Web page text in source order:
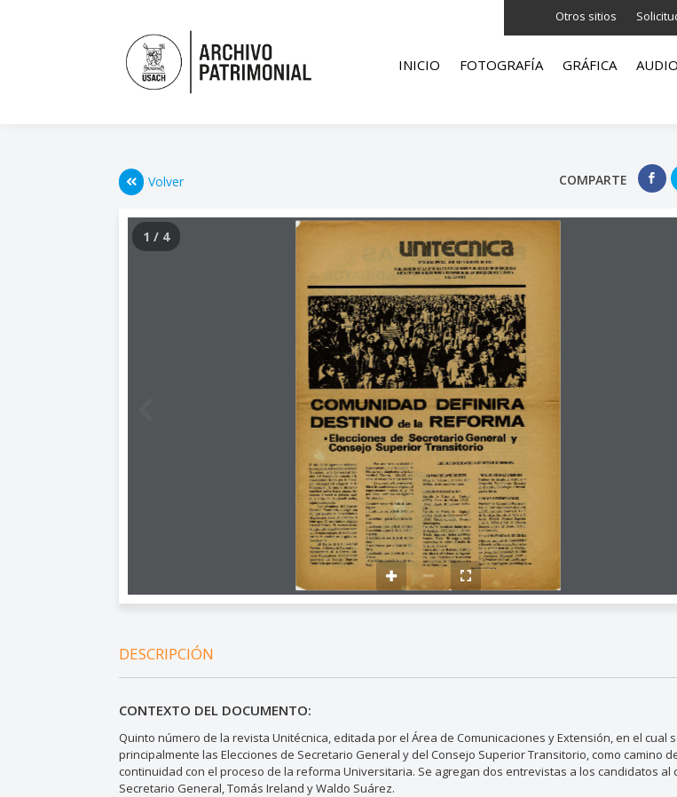
Otros sitios
INICIO FOTOGRAFÍA GRÁFICA
Volver COMPARTE
1 / 4
DESCRIPCIÓN
CONTEXTO DEL DOCUMENTO:
Quinto número de la revista Unitécnica, editada por el Área de Comunicaciones y Extensión, en el cual
principalmente las Elecciones de Secretario General y del Consejo Superior Transitorio, como camino
continuidad con el proceso de la reforma Universitaria. Se agregan dos entrevistas a los candidatos al
Secretario General, Tomás Ireland y Waldo Suárez.